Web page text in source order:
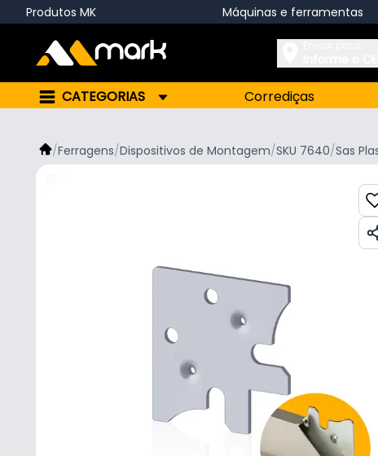
Produtos MK Máquinas e ferramentas
CATEGORIAS Corrediças
/Ferragens/Dispositivos de Montagem/SKU 7640/Sas